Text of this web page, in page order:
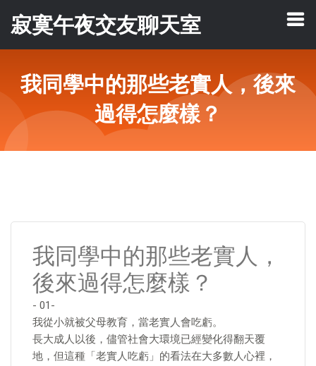
寂寞午夜交友聊天室
我同學中的那些老實人，後來
過得怎麼樣？
我同學中的那些老實人，
後來過得怎麼樣？
- 01-
我從小就被父母教育，當老實人會吃虧。
長大成人以後，儘管社會大環境已經變化得翻天覆
地，但這種「老實人吃虧」的看法在大多數人心裡，